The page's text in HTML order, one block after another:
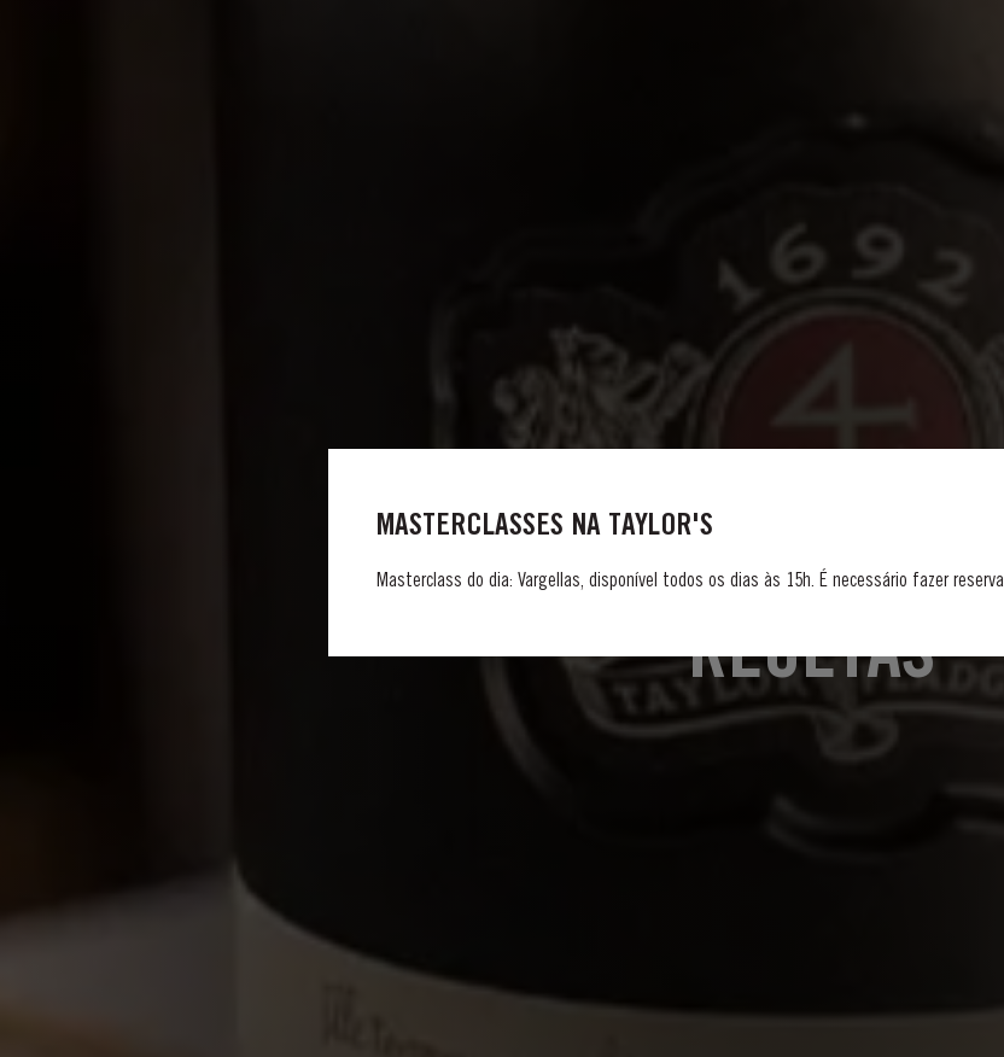
DISFRUTANDO EL VINO DE OPORTO
RECETAS
MASTERCLASSES NA TAYLOR'S
Masterclass do dia: Vargellas, disponível todos os dias às 15h. É necessário fazer reserva.